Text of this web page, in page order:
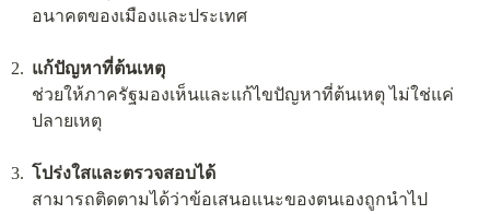
อนาคตของเมืองและประเทศ
แก้ปัญหาที่ต้นเหตุ
ช่วยให้ภาครัฐมองเห็นและแก้ไขปัญหาที่ต้นเหตุ ไม่ใช่แค่
ปลายเหตุ
โปร่งใสและตรวจสอบได้
สามารถติดตามได้ว่าข้อเสนอแนะของตนเองถูกนำไป